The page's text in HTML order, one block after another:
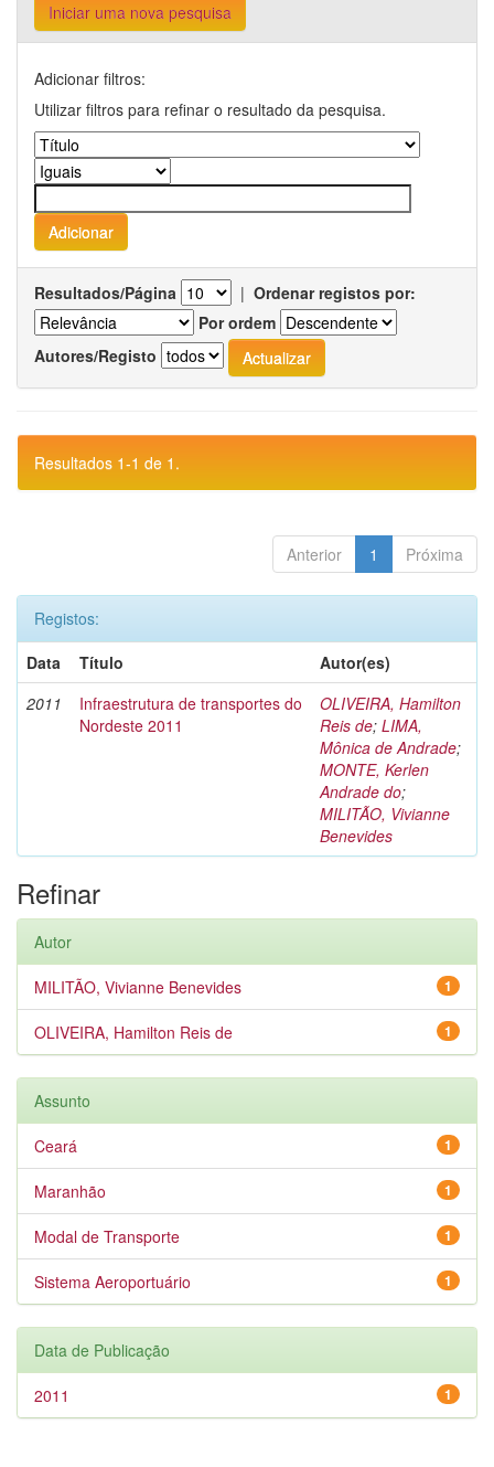
Iniciar uma nova pesquisa
Adicionar filtros:
Utilizar filtros para refinar o resultado da pesquisa.
Resultados/Página | Ordenar registos por:
Por ordem
Autores/Registo
Resultados 1-1 de 1.
Anterior 1 Próxima
Registos:
Data
Título
Autor(es)
2011
Infraestrutura de transportes do
Nordeste 2011
OLIVEIRA, Hamilton
Reis de; LIMA,
Mônica de Andrade;
MONTE, Kerlen
Andrade do;
MILITÃO, Vivianne
Benevides
Refinar
Autor
1
MILITÃO, Vivianne Benevides
1
OLIVEIRA, Hamilton Reis de
Assunto
1
Ceará
1
Maranhão
1
Modal de Transporte
1
Sistema Aeroportuário
Data de Publicação
1
2011